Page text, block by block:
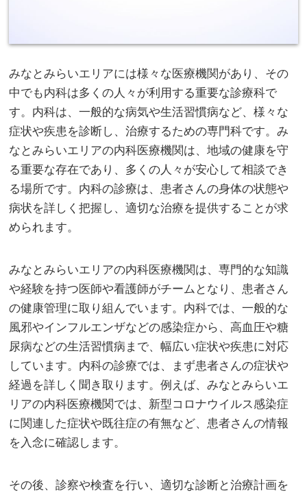
みなとみらいエリアには様々な医療機関があり、その
中でも内科は多くの人々が利用する重要な診療科で
す。 内科は、一般的な病気や生活習慣病など、様々な
症状や疾患を診断し、治療するための専門科です。み
なとみらいエリアの内科医療機関は、地域の健康を守
る重要な存在であり、多くの人々が安心して相談でき
る場所です。内科の診療は、患者さんの身体の状態や
病状を詳しく把握し、適切な治療を提供することが求
められます。
みなとみらいエリアの内科医療機関は、専門的な知識
や経験を持つ医師や看護師がチームとなり、患者さん
の健康管理に取り組んでいます。内科では、一般的な
風邪やインフルエンザなどの感染症から、高血圧や糖
尿病などの生活習慣病まで、幅広い症状や疾患に対応
しています。内科の診療では、まず患者さんの症状や
経過を詳しく聞き取ります。例えば、みなとみらいエ
リアの内科医療機関では、新型コロナウイルス感染症
に関連した症状や既往症の有無など、患者さんの情報
を入念に確認します。
その後、診察や検査を行い、適切な診断と治療計画を